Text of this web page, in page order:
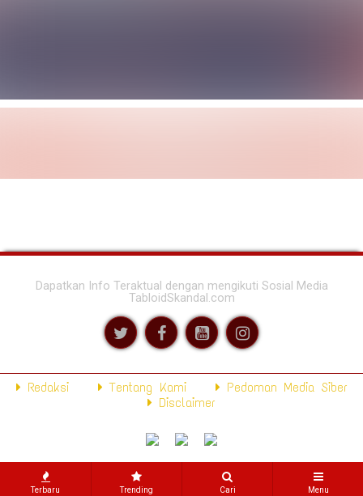
Terbaru Trending Cari Menu
Dapatkan Info Teraktual dengan mengikuti Sosial Media
TabloidSkandal.com
Redaksi Tentang Kami
Pedoman Media Siber
Disclaimer